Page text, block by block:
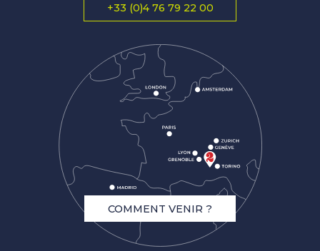
+33 (0)4 76 79 22 00
COMMENT VENIR ?